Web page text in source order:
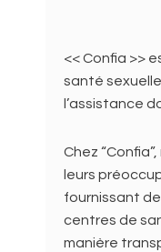
<< Confia >>
santé
l’assistance
Chez
leurs
fournissant
centres de
manière